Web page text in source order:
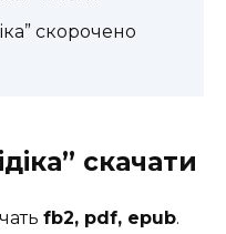
скорочено
скачати
fb2, pdf, epub.